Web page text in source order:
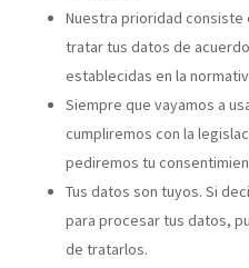
Nuestra prioridad consiste
tratar tus datos de
establecidas en la
Siempre que vayamos a
cumpliremos con la
pediremos tu
Tus datos son tuyos. Si
para procesar tus datos,
de tratarlos.